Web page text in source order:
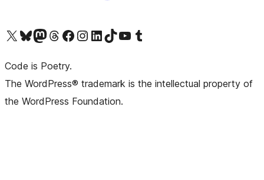
Visita il nostro account X (ex Twitter)
Visita il nostro account Bluesky
Visita il nostro account Mastodon
Visita il nostro account Threads
Visita la nostra pagina Facebook
Visita il nostro account Instagram
Visita il nostro account LinkedIn
Visita il nostro account TikTok
Visita il nostro canale YouTube
Visita il nostro account Tumblr
Code is Poetry.
The WordPress® trademark is the intellectual property of
the WordPress Foundation.